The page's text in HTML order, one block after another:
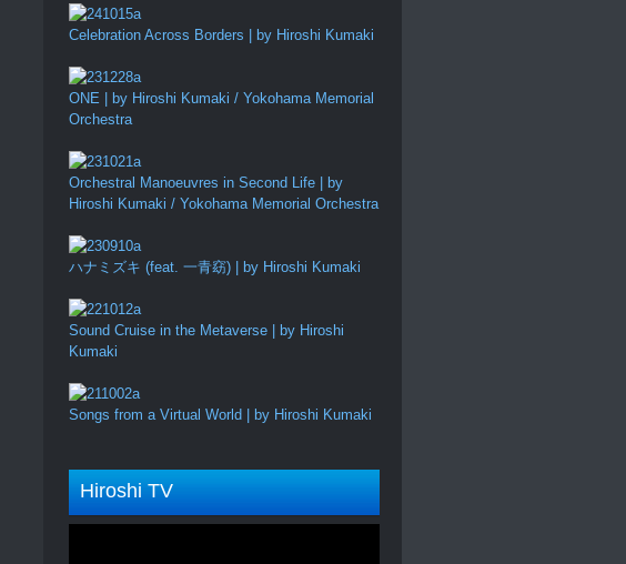
Celebration Across Borders | by Hiroshi Kumaki
ONE | by Hiroshi Kumaki / Yokohama Memorial
Orchestra
Orchestral Manoeuvres in Second Life | by
Hiroshi Kumaki / Yokohama Memorial Orchestra
ハナミズキ (feat. 一青窈) | by Hiroshi Kumaki
Sound Cruise in the Metaverse | by Hiroshi
Kumaki
Songs from a Virtual World | by Hiroshi Kumaki
Hiroshi TV